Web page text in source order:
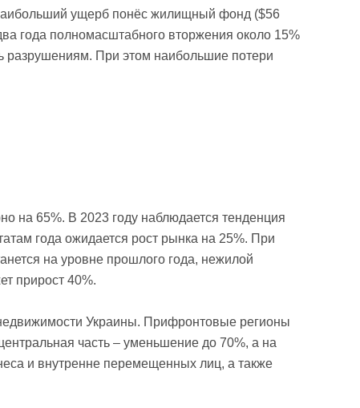
ущерб понёс жилищный фонд ($56
года полномасштабного вторжения около 15%
разрушениям. При этом наибольшие потери
на 65%. В 2023 году наблюдается тенденция
года ожидается рост рынка на 25%. При
на уровне прошлого года, нежилой
прирост 40%.
Украины. Прифронтовые регионы
часть – уменьшение до 70%, а на
и внутренне перемещенных лиц, а также